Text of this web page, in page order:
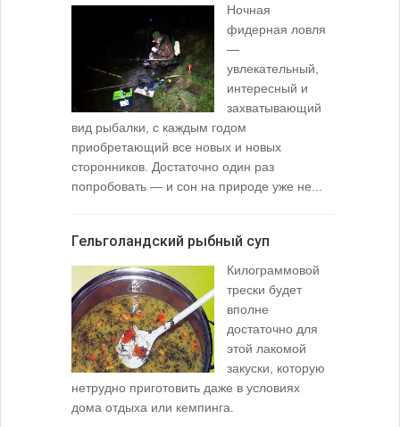
Ночная
фидерная ловля
—
увлекательный,
интересный и
захватывающий
вид рыбалки, с каждым годом
приобретающий все новых и новых
сторонников. Достаточно один раз
попробовать — и сон на природе уже не...
Гельголандский рыбный суп
Килограммовой
трески будет
вполне
достаточно для
этой лакомой
закуски, которую
нетрудно приготовить даже в условиях
дома отдыха или кемпинга.